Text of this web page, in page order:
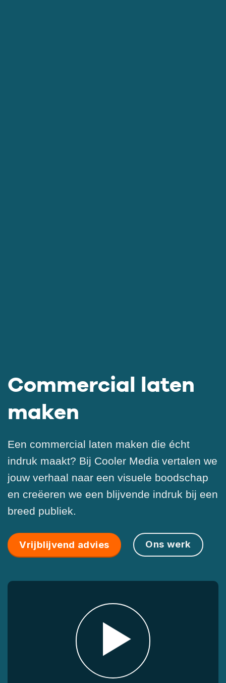
Commercial laten
maken
Een commercial laten maken die écht
indruk maakt? Bij Cooler Media vertalen we
jouw verhaal naar een visuele boodschap
en creëeren we een blijvende indruk bij een
breed publiek.
Vrijblijvend advies Ons werk